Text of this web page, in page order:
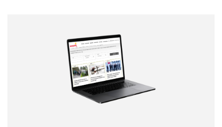
Correo electrónico
Tipo de comentario